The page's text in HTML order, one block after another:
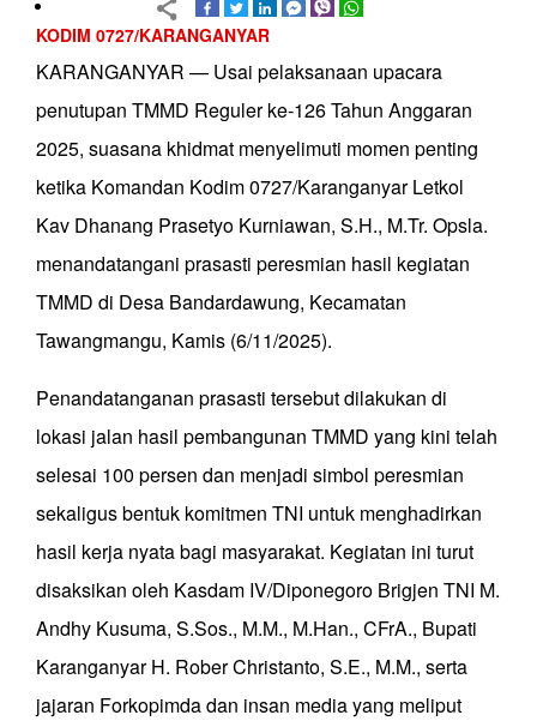
KODIM 0727/KARANGANYAR
KARANGANYAR — Usai pelaksanaan upacara
penutupan TMMD Reguler ke-126 Tahun Anggaran
2025, suasana khidmat menyelimuti momen penting
ketika Komandan Kodim 0727/Karanganyar Letkol
Kav Dhanang Prasetyo Kurniawan, S.H., M.Tr. Opsla.
menandatangani prasasti peresmian hasil kegiatan
TMMD di Desa Bandardawung, Kecamatan
Tawangmangu, Kamis (6/11/2025).
Penandatanganan prasasti tersebut dilakukan di
lokasi jalan hasil pembangunan TMMD yang kini telah
selesai 100 persen dan menjadi simbol peresmian
sekaligus bentuk komitmen TNI untuk menghadirkan
hasil kerja nyata bagi masyarakat. Kegiatan ini turut
disaksikan oleh Kasdam IV/Diponegoro Brigjen TNI M.
Andhy Kusuma, S.Sos., M.M., M.Han., CFrA., Bupati
Karanganyar H. Rober Christanto, S.E., M.M., serta
jajaran Forkopimda dan insan media yang meliput